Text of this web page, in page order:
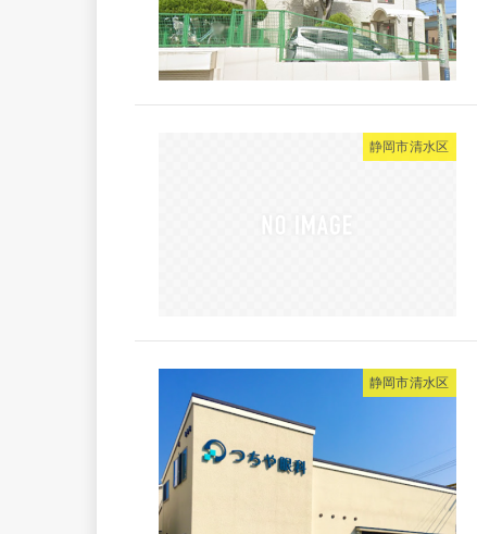
静岡市清水区
静岡市清水区